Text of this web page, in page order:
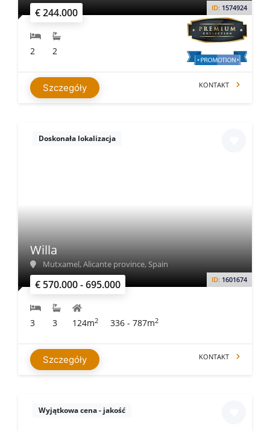
€ 244.000 ID: 1574924
2 2
Szczegóły KONTAKT
Doskonała lokalizacja
€ 570.000 - 695.000 ID: 1601674
Willa
Mutxamel, Alicante province, Spain
3 3 124m2 336 - 787m2
Szczegóły KONTAKT
Wyjątkowa cena - jakość